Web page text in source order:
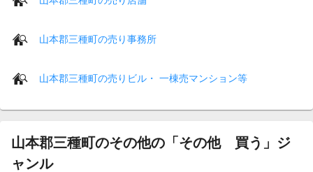
山本郡三種町の売り事務所
山本郡三種町の売りビル・ 一棟売マンション等
山本郡三種町のその他の「その他 買う」ジ
ャンル